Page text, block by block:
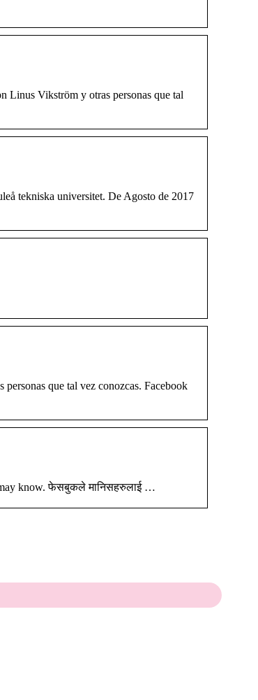
Linus Vikström y otras personas que tal
tekniska universitet. De Agosto de 2017
que tal vez conozcas. Facebook
know. फेसबुकले मानिसहरुलाई …